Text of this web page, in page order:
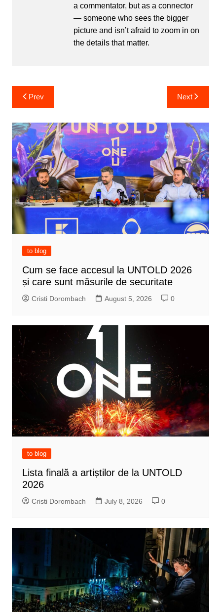
a commentator, but as a connector
— someone who sees the bigger
picture and isn’t afraid to zoom in on
the details that matter.
Post
navigation
Prev Next
to blog
Cum se face accesul la UNTOLD 2026
și care sunt măsurile de securitate
Cristi Dorombach August 5, 2026 0
to blog
Lista finală a artiștilor de la UNTOLD
2026
Cristi Dorombach July 8, 2026 0